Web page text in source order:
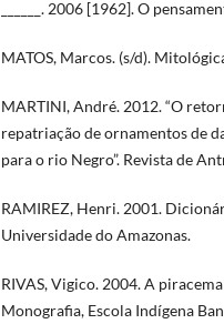
______. 2006 [1962]. O
MATOS, Marcos. (s/d).
MARTINI, André. 2012. “O
repatriação de ornamentos de
para o rio Negro”. Revista de
RAMIREZ, Henri. 2001.
Universidade do Amazonas.
RIVAS, Vigico. 2004. A
Monografia, Escola Indígena